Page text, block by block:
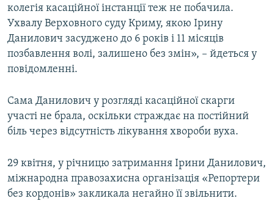
колегія касаційної інстанції теж не побачила.
Ухвалу Верховного суду Криму, якою Ірину
Данилович засуджено до 6 років і 11 місяців
позбавлення волі, залишено без змін», – йдеться у
повідомленні.
Сама Данилович у розгляді касаційної скарги
участі не брала, оскільки страждає на постійний
біль через відсутність лікування хвороби вуха.
29 квітня, у річницю затримання Ірини Данилович,
міжнародна правозахисна організація «Репортери
без кордонів» закликала негайно її звільнити.